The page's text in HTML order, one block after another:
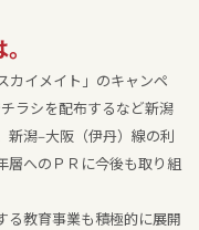
カイメイト」のキャンペ
ラシを配布するなど新潟
新潟‒大阪（伊丹）線の利
層へのＰＲに今後も取り組
教育事業も積極的に展開